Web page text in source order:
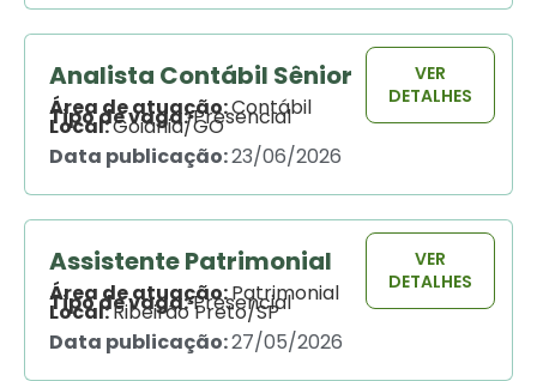
Analista Contábil Sênior
Área de atuação:Contábil
Tipo de vaga:Presencial
Local:Goiânia/GO
Data publicação:23/06/2026
VER
DETALHES
Assistente Patrimonial
Área de atuação:Patrimonial
Tipo de vaga:Presencial
Local:Ribeirão Preto/SP
Data publicação:27/05/2026
VER
DETALHES